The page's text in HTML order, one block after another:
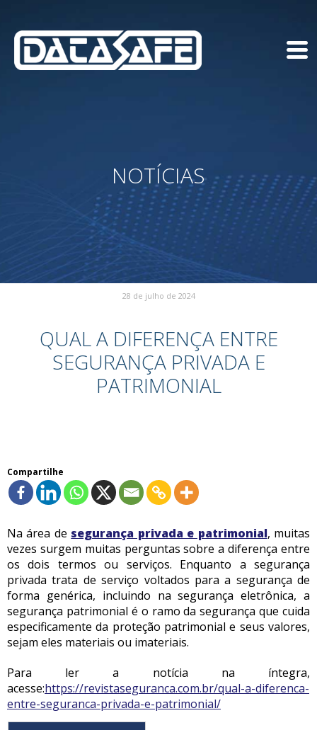
NOTÍCIAS
28 de julho de 2024
QUAL A DIFERENÇA ENTRE
SEGURANÇA PRIVADA E
PATRIMONIAL
Compartilhe
Na área de segurança privada e patrimonial, muitas
vezes surgem muitas perguntas sobre a diferença entre
os dois termos ou serviços. Enquanto a segurança
privada trata de serviço voltados para a segurança de
forma genérica, incluindo na segurança eletrônica, a
segurança patrimonial é o ramo da segurança que cuida
especificamente da proteção patrimonial e seus valores,
sejam eles materiais ou imateriais.
Para ler a notícia na íntegra,
acesse:https://revistaseguranca.com.br/qual-a-diferenca-
entre-seguranca-privada-e-patrimonial/